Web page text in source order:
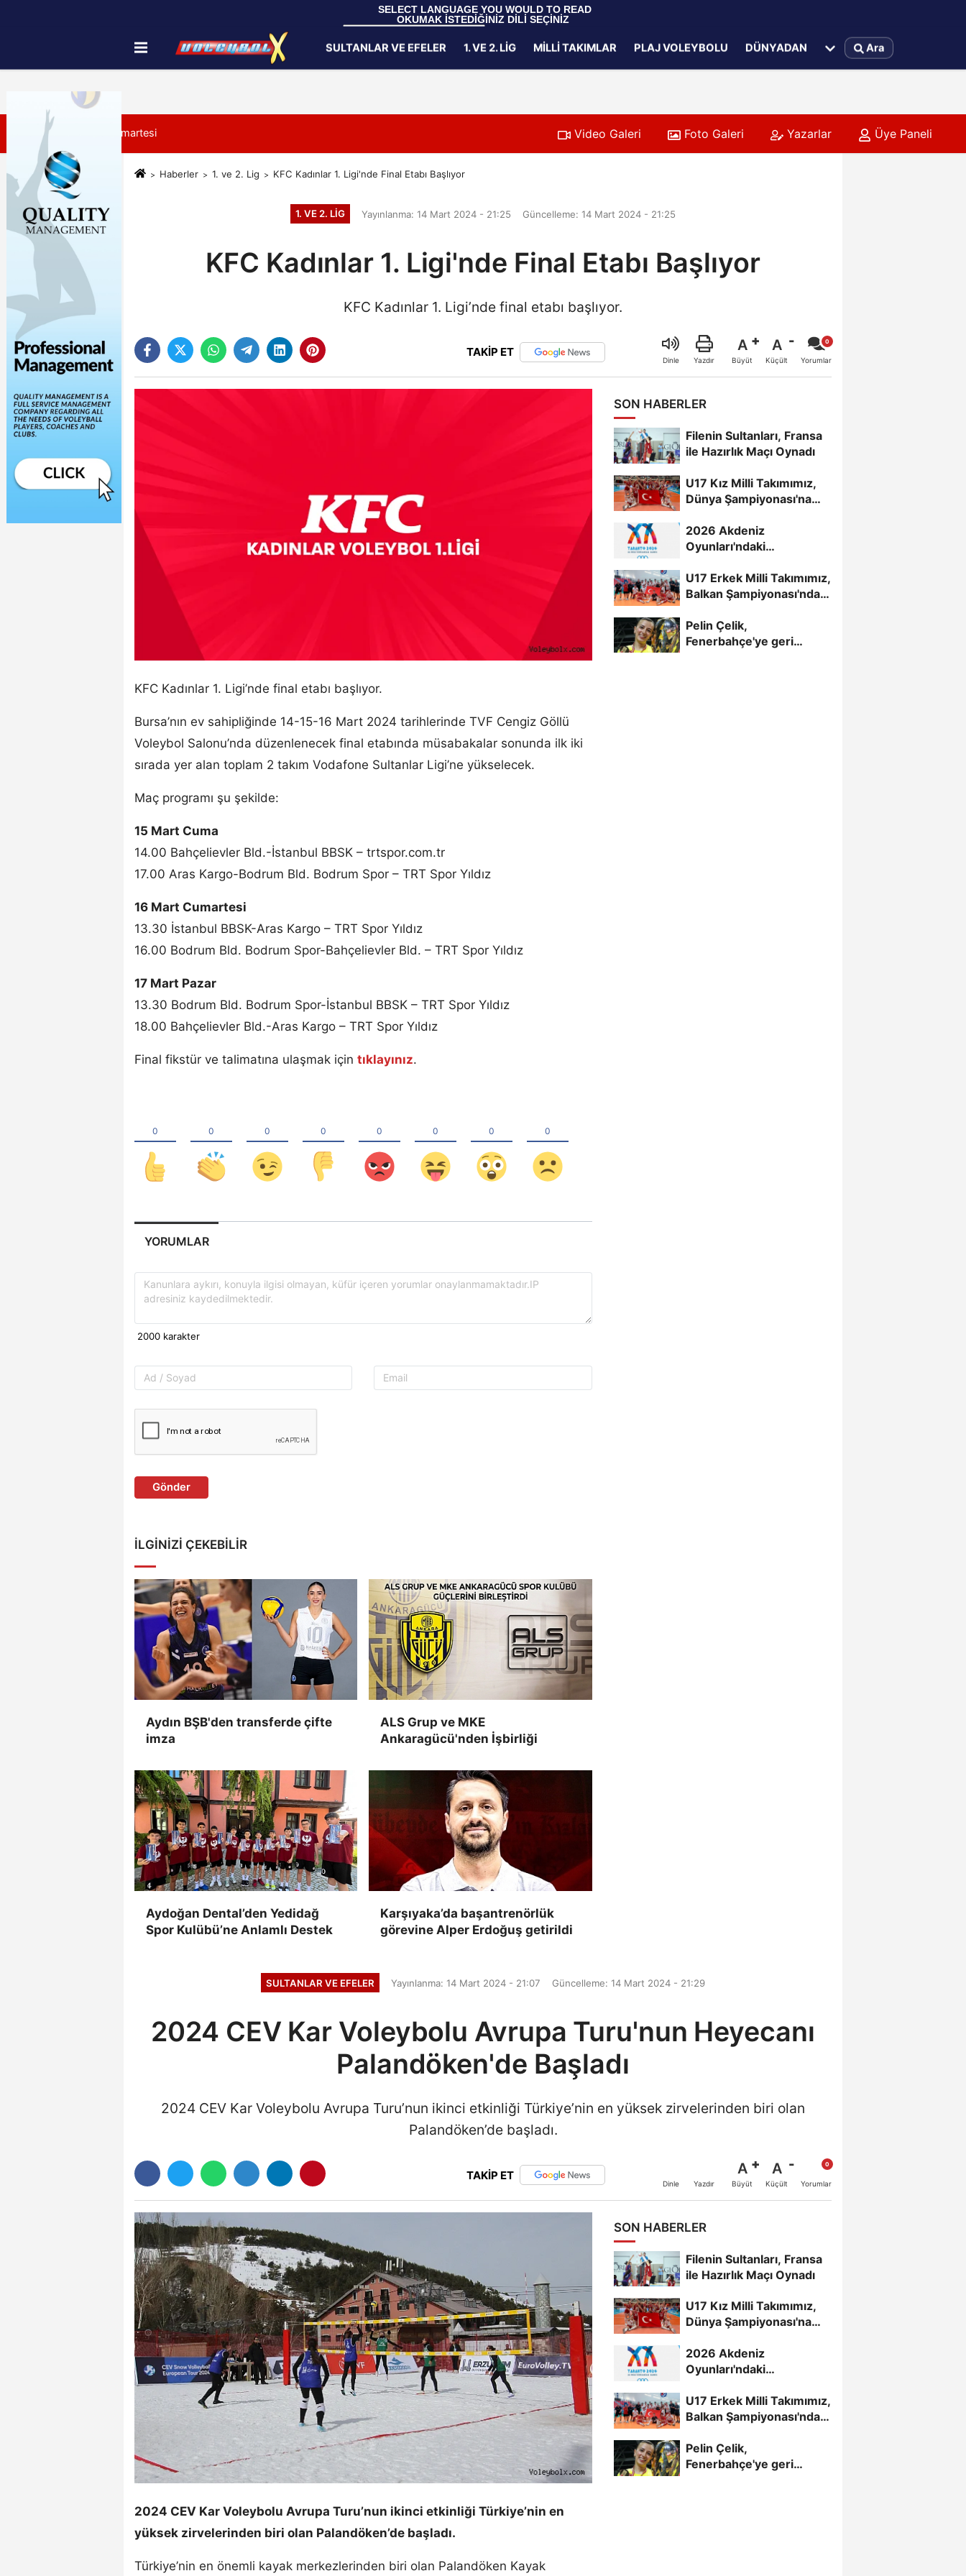
SELECT LANGUAGE YOU WOULD TO READ
OKUMAK İSTEDİĞİNİZ DİLİ SEÇİNİZ
İletişim Çerez Politikası
SULTANLAR VE EFELER 1. VE 2. LIG MILLI TAKIMLAR PLAJ VOLEYBOLU DÜNYADAN Ara
8 Ağustos 2026, Cumartesi Video Galeri Foto Galeri Yazarlar Üye Paneli
Haberler 1. ve 2. Lig KFC Kadınlar 1. Ligi'nde Final Etabı Başlıyor
1. VE 2. LIG Yayınlanma: 14 Mart 2024 - 21:25 Güncelleme: 14 Mart 2024 - 21:25
KFC Kadınlar 1. Ligi'nde Final Etabı Başlıyor
KFC Kadınlar 1. Ligi’nde final etabı başlıyor.
TAKİP ET
Dinle Yazdır
A
Büyüt
A
Küçült Yorumlar
KFC Kadınlar 1. Ligi’nde final etabı başlıyor.
Bursa’nın ev sahipliğinde 14-15-16 Mart 2024 tarihlerinde TVF Cengiz Göllü
Voleybol Salonu’nda düzenlenecek final etabında müsabakalar sonunda ilk iki
sırada yer alan toplam 2 takım Vodafone Sultanlar Ligi’ne yükselecek.
Maç programı şu şekilde:
15 Mart Cuma
14.00 Bahçelievler Bld.-İstanbul BBSK – trtspor.com.tr
17.00 Aras Kargo-Bodrum Bld. Bodrum Spor – TRT Spor Yıldız
16 Mart Cumartesi
13.30 İstanbul BBSK-Aras Kargo – TRT Spor Yıldız
16.00 Bodrum Bld. Bodrum Spor-Bahçelievler Bld. – TRT Spor Yıldız
17 Mart Pazar
13.30 Bodrum Bld. Bodrum Spor-İstanbul BBSK – TRT Spor Yıldız
18.00 Bahçelievler Bld.-Aras Kargo – TRT Spor Yıldız
Final fikstür ve talimatına ulaşmak için tıklayınız.
YORUMLAR
Gönder
İLGINIZI ÇEKEBILIR
Aydın BŞB'den transferde çifte
imza
ALS Grup ve MKE
Ankaragücü'nden İşbirliği
Aydoğan Dental’den Yedidağ
Spor Kulübü’ne Anlamlı Destek
Karşıyaka’da başantrenörlük
görevine Alper Erdoğuş getirildi
SON HABERLER
Filenin Sultanları, Fransa
ile Hazırlık Maçı Oynadı
U17 Kız Milli Takımımız,
Dünya Şampiyonası'na
2026 Akdeniz
Oyunları'ndaki
U17 Erkek Milli Takımımız,
Balkan Şampiyonası'nda
Pelin Çelik,
Fenerbahçe'ye geri
SULTANLAR VE EFELER Yayınlanma: 14 Mart 2024 - 21:07 Güncelleme: 14 Mart 2024 - 21:29
2024 CEV Kar Voleybolu Avrupa Turu'nun Heyecanı
Palandöken'de Başladı
2024 CEV Kar Voleybolu Avrupa Turu’nun ikinci etkinliği Türkiye’nin en yüksek zirvelerinden biri olan
Palandöken’de başladı.
TAKİP ET
Dinle Yazdır
A
Büyüt
A
Küçült Yorumlar
2024 CEV Kar Voleybolu Avrupa Turu’nun ikinci etkinliği Türkiye’nin en
yüksek zirvelerinden biri olan Palandöken’de başladı.
Türkiye’nin en önemli kayak merkezlerinden biri olan Palandöken Kayak
SON HABERLER
Filenin Sultanları, Fransa
ile Hazırlık Maçı Oynadı
U17 Kız Milli Takımımız,
Dünya Şampiyonası'na
2026 Akdeniz
Oyunları'ndaki
U17 Erkek Milli Takımımız,
Balkan Şampiyonası'nda
Pelin Çelik,
Fenerbahçe'ye geri